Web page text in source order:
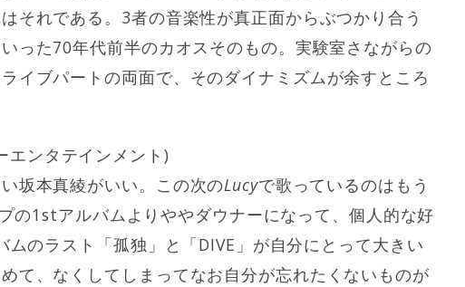
それである。3者の音楽性が真正面からぶつかり合う
った70年代前半のカオスそのもの。実験室さながらの
イブパートの両面で、そのダイナミズムが余すところ
エンタテインメント)
坂本真綾がいい。この次のLucyで歌っているのはもう
の1stアルバムよりややダウナーになって、個人的な好
のラスト「孤独」と「DIVE」が自分にとって大きい
て、なくしてしまってなお自分が忘れたくないものが